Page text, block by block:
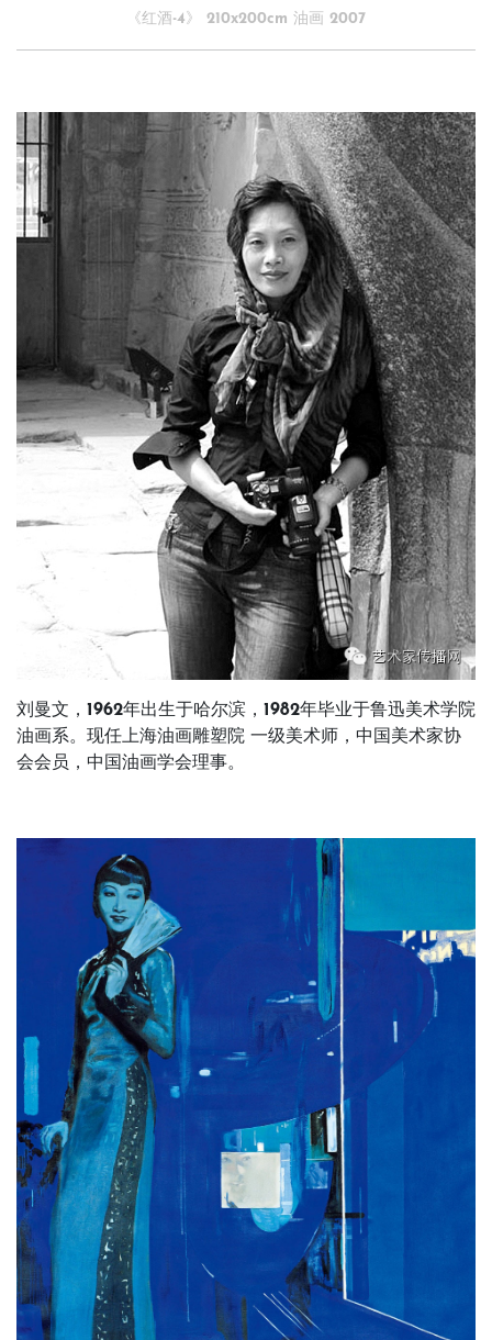
《红酒-4》 210x200cm 油画 2007
刘曼文，1962年出生于哈尔滨，1982年毕业于鲁迅美术学院
油画系。现任上海油画雕塑院 一级美术师，中国美术家协
会会员，中国油画学会理事。